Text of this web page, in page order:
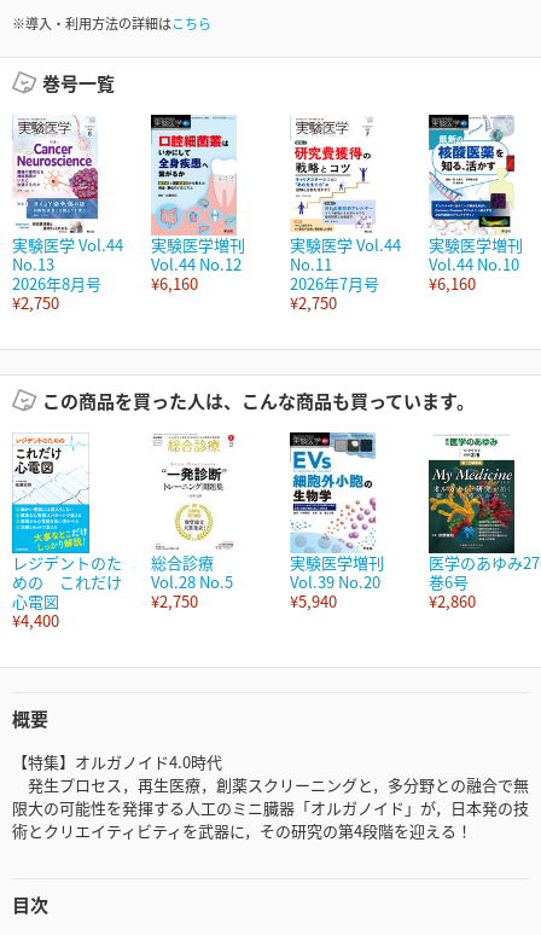
※導入・利用方法の詳細はこちら
巻号一覧
実験医学 Vol.44
No.13
2026年8月号
¥2,750
実験医学増刊
Vol.44 No.12
¥6,160
実験医学 Vol.44
No.11
2026年7月号
¥2,750
実験医学増刊
Vol.44 No.10
¥6,160
この商品を買った人は、こんな商品も買っています。
レジデントのた
めの これだけ
心電図
¥4,400
総合診療
Vol.28 No.5
¥2,750
実験医学増刊
Vol.39 No.20
¥5,940
医学のあゆみ
巻6号
¥2,860
概要
【特集】オルガノイド4.0時代
発生プロセス，再生医療，創薬スクリーニングと，多分野との融合で無
限大の可能性を発揮する人工のミニ臓器「オルガノイド」が，日本発の技
術とクリエイティビティを武器に，その研究の第4段階を迎える！
目次